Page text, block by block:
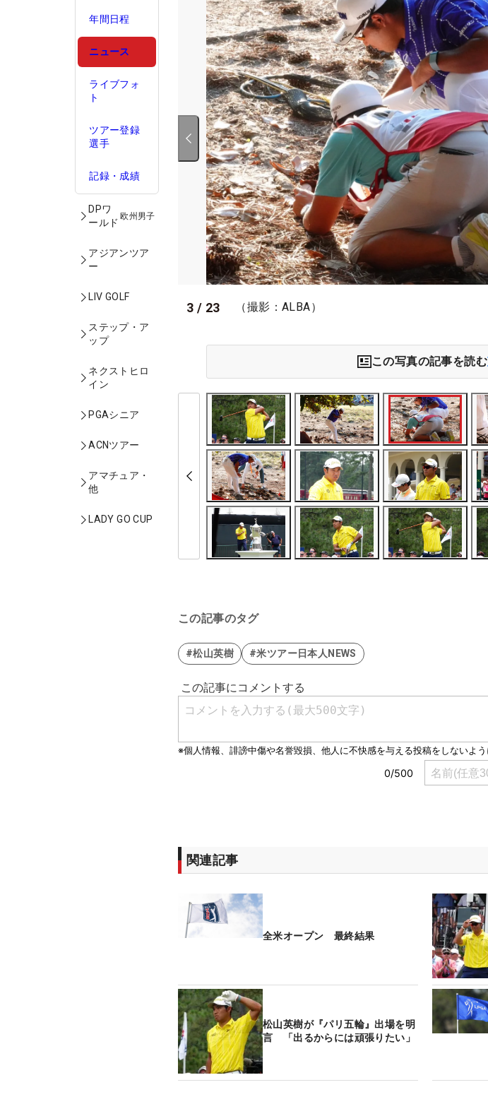
年間日程
ニュース
ライブフォ
ト
ツアー登録
選手
記録・成績
DPワ
ールド
欧州男子
アジアンツア
ー
LIV GOLF
ステップ・ア
ップ
ネクストヒロ
イン
PGAシニア
ACNツアー
アマチュア・
他
LADY GO CUP
3 / 23 （撮影：ALBA）
この写真の記事を読む
この記事のタグ
#松山英樹 #米ツアー日本人NEWS
関連記事
全米オープン 最終結果
松山英樹が『パリ五輪』出場を明
言 「出るからには頑張りたい」